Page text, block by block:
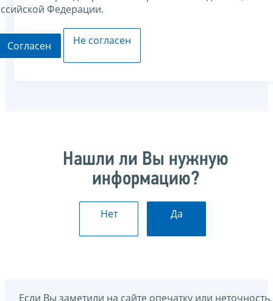
Федерации.
Согласен Не согласен
Нашли ли Вы нужную
информацию?
Нет Да
Если Вы заметили на сайте опечатку или неточность,